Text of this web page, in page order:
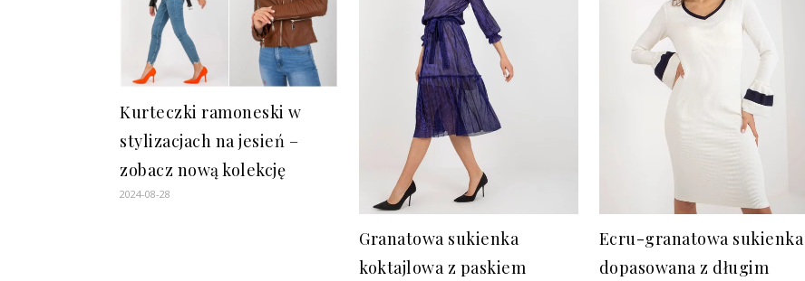
Kurteczki ramoneski w
stylizacjach na jesień –
zobacz nową kolekcję
2024-08-28
Granatowa sukienka
koktajlowa z paskiem
Ecru-granatowa sukienka
dopasowana z długim